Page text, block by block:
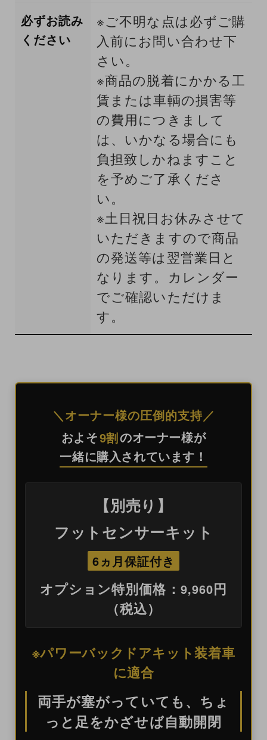
必ずお読み
ください
※ご不明な点は必ずご購
入前にお問い合わせ下
さい。
※商品の脱着にかかる工
賃または車輌の損害等
の費用につきまして
は、いかなる場合にも
負担致しかねますこと
を予めご了承くださ
い。
※土日祝日お休みさせて
いただきますので商品
の発送等は翌営業日と
なります。カレンダー
でご確認いただけま
す。
＼オーナー様の圧倒的支持／
およそ9割 のオーナー様が
一緒に購入されています！
【別売り】
フットセンサーキット
6ヵ月保証付き
オプション特別価格： 9,960円
（税込）
※パワーバックドアキット装着車
に適合
両手が塞がっていても、ちょ
っと足をかざせば自動開閉